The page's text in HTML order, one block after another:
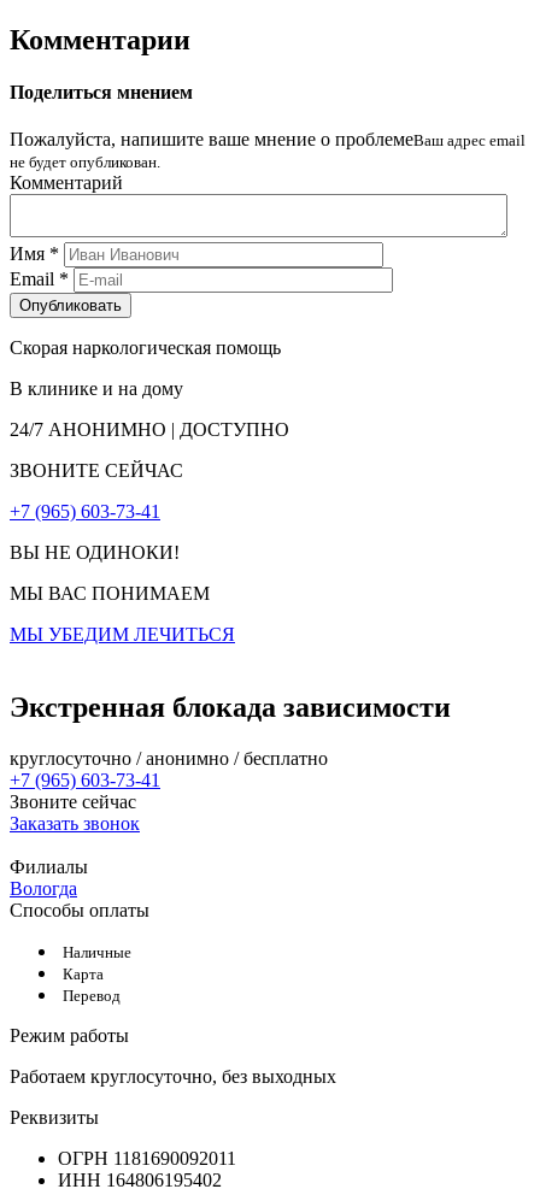
Комментарии
Поделиться мнением
Пожалуйста, напишите ваше мнение о проблемеВаш адрес email
не будет опубликован.
Комментарий
Имя *
Email *
Скорая наркологическая помощь
В клинике и на дому
24/7 АНОНИМНО | ДОСТУПНО
ЗВОНИТЕ СЕЙЧАС
+7 (965) 603-73-41
ВЫ НЕ ОДИНОКИ!
МЫ ВАС ПОНИМАЕМ
МЫ УБЕДИМ ЛЕЧИТЬСЯ
Экстренная блокада зависимости
круглосуточно / анонимно / бесплатно
+7 (965) 603-73-41
Звоните сейчас
Заказать звонок
Филиалы
Вологда
Способы оплаты
Наличные
Карта
Перевод
Режим работы
Работаем круглосуточно, без выходных
Реквизиты
ОГРН 1181690092011
ИНН 164806195402